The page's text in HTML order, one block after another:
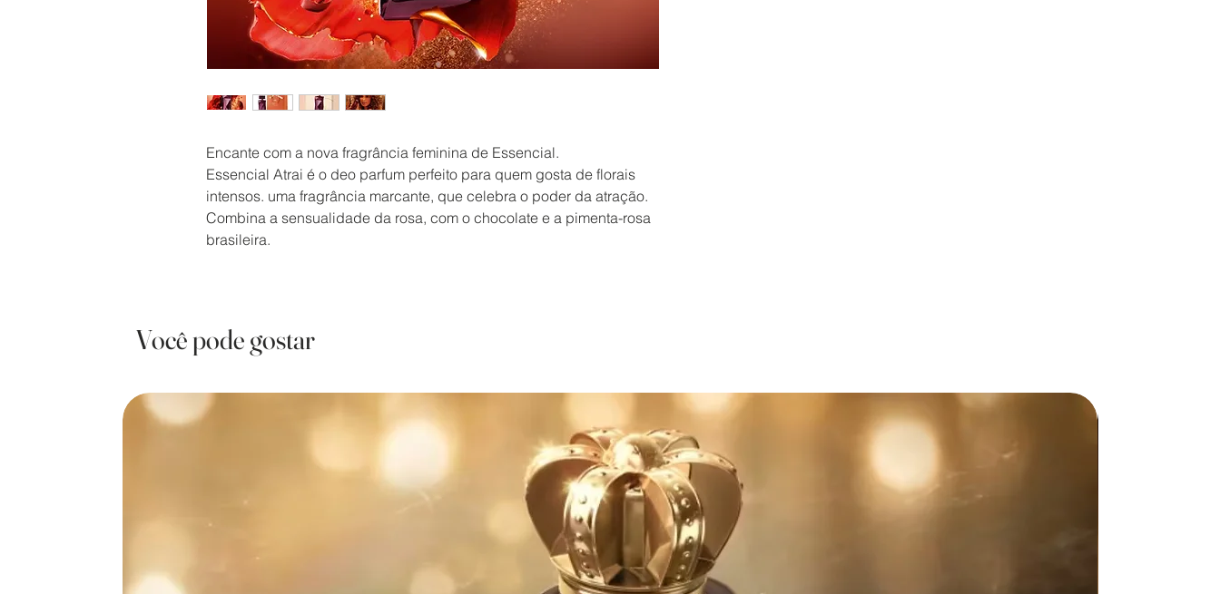
Encante com a nova fragrância feminina de Essencial.
Essencial Atrai é o deo parfum perfeito para quem gosta de florais
intensos. uma fragrância marcante, que celebra o poder da atração.
Combina a sensualidade da rosa, com o chocolate e a pimenta-rosa
brasileira.
Você pode gostar